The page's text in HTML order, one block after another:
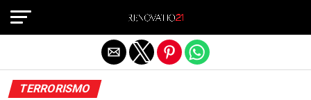
TERRORISMO
Exit mobile version